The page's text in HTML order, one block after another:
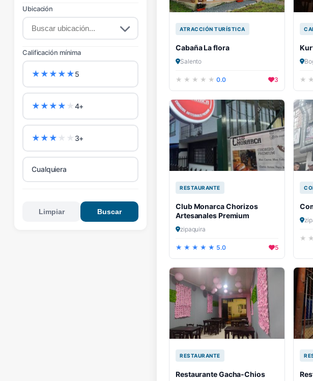
Ubicación
Calificación mínima
★ ★ ★ ★ ★5
★ ★ ★ ★ ★4+
★ ★ ★ ★ ★ 3+
Cualquiera
Limpiar Buscar
ATRACCIÓN TURÍSTICA
Cabaña La flora
Salento
0.0 3
RESTAURANTE
Club Monarca Chorizos
Artesanales Premium
zipaquira
5.0 5
RESTAURANTE
Restaurante Gacha-Chios